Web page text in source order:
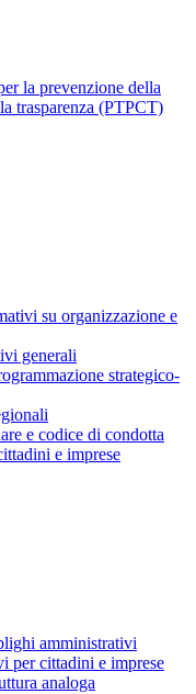
la prevenzione della
trasparenza (PTPCT)
su organizzazione e
generali
strategico-
e codice di condotta
e imprese
amministrativi
per cittadini e imprese
analoga